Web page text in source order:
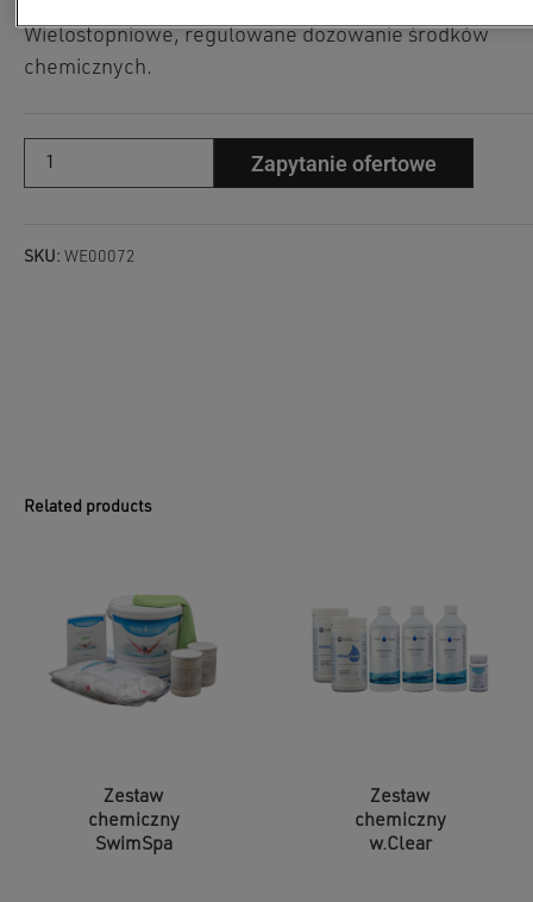
Wielostopniowe, regulowane dozowanie środków
chemicznych.
Zapytanie ofertowe
SKU: WE00072
Related products
Zestaw
chemiczny
SwimSpa
Zestaw
chemiczny
w.Clear